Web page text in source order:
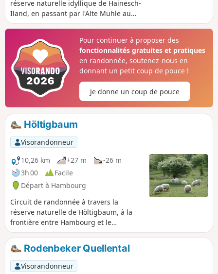
réserve naturelle idyllique de Hainesch-
Iland, en passant par l'Alte Mühle au
bord de l'étang du moulin.
Pour continuer à proposer des
fonctionnalités gratuites et pratiques
en randonnée, soutenez-nous en
donnant un petit coup de pouce !
Je donne un coup de pouce
Höltigbaum
Visorandonneur
10,26 km
+27 m
-26 m
3h 00
Facile
Départ à Hambourg
Circuit de randonnée à travers la
réserve naturelle de Höltigbaum, à la
frontière entre Hambourg et le
Schleswig-Holstein. En chemin, vous
traverserez des pâturages où vous
pourrez rencontrer des vaches Galloway
et des moutons.
Rodenbeker Quellental
Visorandonneur